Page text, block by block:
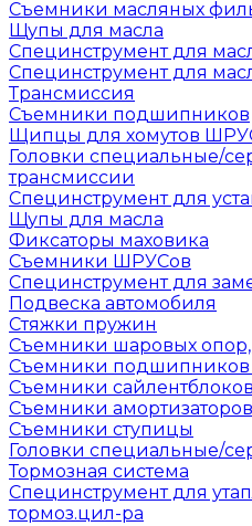
Съемники масляных
Щупы для масла
Специнструмент для
Специнструмент для
Трансмиссия
Съемники подшипников
Щипцы для хомутов
Головки специальные/
трансмиссии
Специнструмент для
Щупы для масла
Фиксаторы маховика
Съемники ШРУСов
Специнструмент для
Подвеска автомобиля
Стяжки пружин
Съемники шаровых опор,
Съемники подшипников
Съемники
Съемники амортизаторов
Съемники ступицы
Головки специальные/
Тормозная система
Специнструмент для
тормоз.цил-ра